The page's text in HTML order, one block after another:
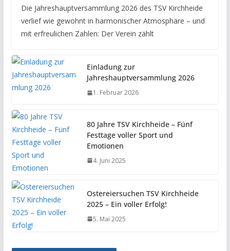
Die Jahreshauptversammlung 2026 des TSV Kirchheide
verlief wie gewohnt in harmonischer Atmosphäre – und
mit erfreulichen Zahlen: Der Verein zählt
Einladung zur
Jahreshauptversammlung 2026
1. Februar 2026
80 Jahre TSV Kirchheide – Fünf
Festtage voller Sport und
Emotionen
4. Juni 2025
Ostereiersuchen TSV Kirchheide
2025 – Ein voller Erfolg!
5. Mai 2025